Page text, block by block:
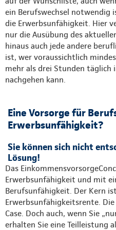
ein Berufswechsel notwendig
die Erwerbsunfähigkeit. Hier
nur die Ausübung des
hinaus auch jede andere
ist, wer voraussichtlich
mehr als drei Stunden
nachgehen kann.
Eine Vorsorge für
Erwerbsunfähigkeit?
Sie können sich nicht
Lösung!
Das
Erwerbsunfähigkeit und mit
Berufsunfähigkeit. Der Kern
Erwerbsunfähigkeitsrente.
Case. Doch auch, wenn Sie
erhalten Sie eine Teilleistung